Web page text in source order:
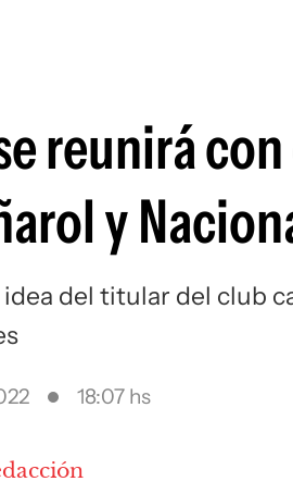
reunirá
y
idea del titular del club
18:07 hs